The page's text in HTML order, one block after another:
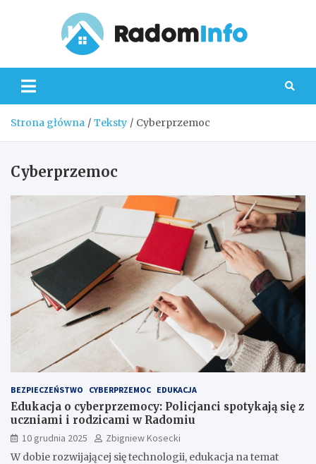
Strona główna Teksty Cyberprzemoc
Cyberprzemoc
BEZPIECZEŃSTWO CYBERPRZEMOC EDUKACJA
Edukacja o cyberprzemocy: Policjanci spotykają się z
uczniami i rodzicami w Radomiu
10 grudnia 2025
Zbigniew Kosecki
W dobie rozwijającej się technologii, edukacja na temat